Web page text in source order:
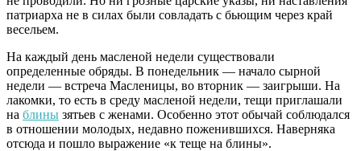
патриарха не в силах были совладать с бьющим через край
весельем.
На каждый день масленой недели существовали
определенные обряды. В понедельник — начало сырной
недели — встреча Масленицы, во вторник — заигрыши. На
лакомки, то есть в среду масленой недели, тещи приглашали
на блины зятьев с женами. Особенно этот обычай соблюдался
в отношении молодых, недавно поженившихся. Наверняка
отсюда и пошло выражение «к теще на блины».